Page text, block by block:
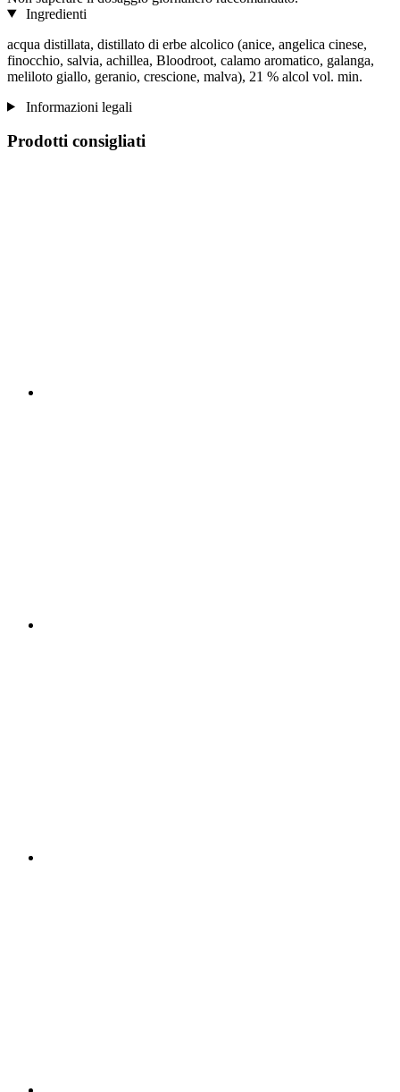
Ingredienti
acqua distillata, distillato di erbe alcolico (anice, angelica cinese,
finocchio, salvia, achillea, Bloodroot, calamo aromatico, galanga,
meliloto giallo, geranio, crescione, malva), 21 % alcol vol. min.
Informazioni legali
Prodotti consigliati